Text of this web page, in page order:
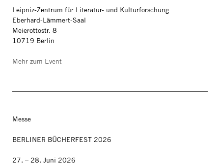
Leipniz-Zentrum für Literatur- und Kulturforschung
Eberhard-Lämmert-Saal
Meierottostr. 8
10719 Berlin
Mehr zum Event
Messe
BERLINER BÜCHERFEST 2026
27. – 28. Juni 2026